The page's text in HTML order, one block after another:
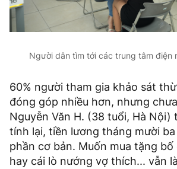
Người dân tìm tới các trung tâm điện
60% người tham gia khảo sát
đóng góp nhiều hơn, nhưng
Nguyễn Văn H. (38 tuổi, Hà Nội)
tính lại, tiền lương tháng mười
phần cơ bản. Muốn mua tặng bố
hay cái lò nướng vợ thích... vẫn